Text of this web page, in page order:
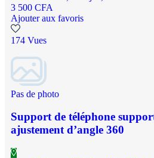
3 500 CFA
Ajouter aux favoris
174 Vues
Pas de photo
Support de téléphone
ajustement d’angle 360